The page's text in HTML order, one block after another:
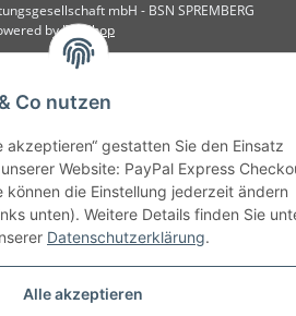
mbH - BSN SPREMBERG
byJTL-Shop
Co nutzen
akzeptieren“ gestatten Sie den Einsatz
Website: PayPal Express
können die Einstellung jederzeit ändern
unten). Weitere Details finden Sie
Datenschutzerklärung.
Alle akzeptieren